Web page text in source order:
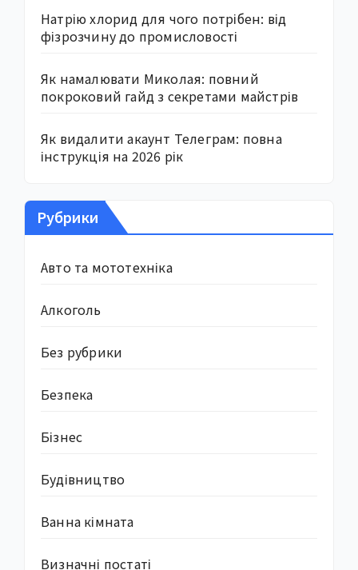
Натрію хлорид для чого потрібен: від
фізрозчину до промисловості
Як намалювати Миколая: повний
покроковий гайд з секретами майстрів
Як видалити акаунт Телеграм: повна
інструкція на 2026 рік
Рубрики
Авто та мототехніка
Алкоголь
Без рубрики
Безпека
Бізнес
Будівництво
Ванна кімната
Визначні постаті